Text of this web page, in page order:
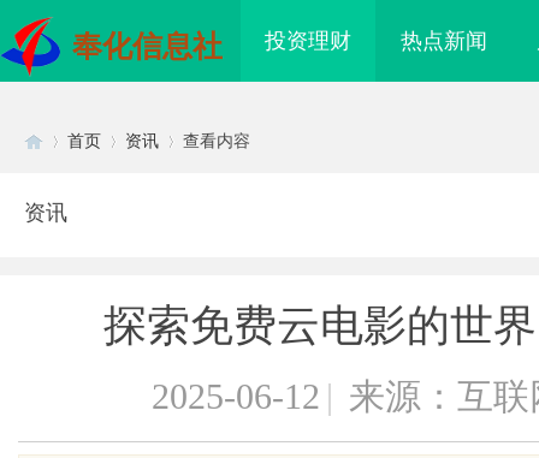
奉化信息社 投资理财 热点新闻
首页 资讯 查看内容
资讯
探索免费云电影的世
2025-06-12 | 来源：互联